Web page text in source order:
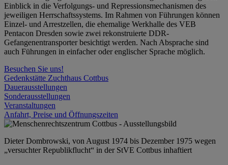
Einblick in die Verfolgungs- und Repressionsmechanismen des
jeweiligen Herrschaftssystems. Im Rahmen von Führungen können
Einzel- und Arrestzellen, die ehemalige Werkhalle des VEB
Pentacon Dresden sowie zwei rekonstruierte DDR-
Gefangenentransporter besichtigt werden. Nach Absprache sind
auch Führungen in einfacher oder englischer Sprache möglich.
Besuchen Sie uns!
Gedenkstätte Zuchthaus Cottbus
Dauerausstellungen
Sonderausstellungen
Veranstaltungen
Anfahrt, Preise und Öffnungszeiten
Dieter Dombrowski, von August 1974 bis Dezember 1975 wegen
„versuchter Republikflucht“ in der StVE Cottbus inhaftiert